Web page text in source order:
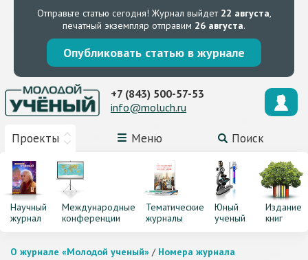
Отправьте статью сегодня! Журнал выйдет 22 августа,
печатный экземпляр отправим 26 августа.
Опубликовать статью в журнале
Проекты Меню Поиск
+7 (843) 500-57-53
info@moluch.ru
Научный
журнал
Международные
конференции
Тематические
журналы
Юный
ученый
Издание
книг
О журнале «Молодой ученый» / Номера журнала